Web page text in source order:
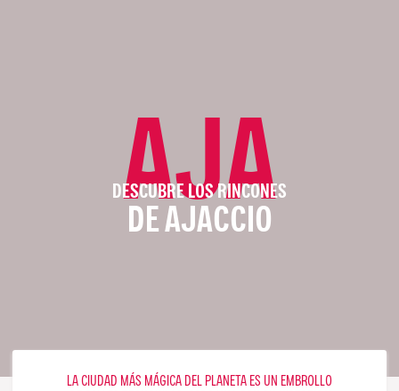
AJA
DESCUBRE LOS RINCONES
DE AJACCIO
LA CIUDAD MÁS MÁGICA DEL PLANETA ES UN EMBROLLO